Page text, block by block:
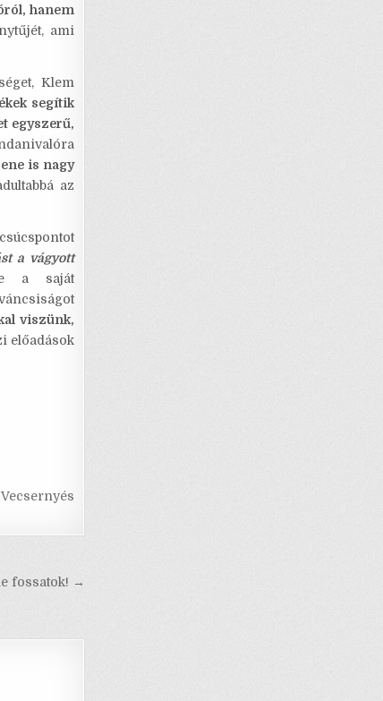
hanem
ami
Klem
segítik
egyszerű,
is nagy
az
a vágyott
a saját
viszünk,
előadások
Vecsernyés
fossatok! →